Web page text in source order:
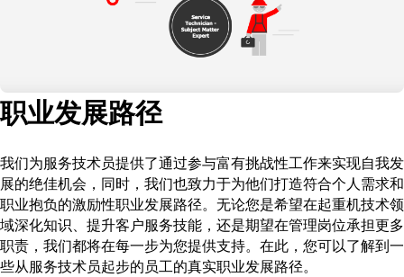
职业发展路径
我们为服务技术员提供了通过参与富有挑战性工作来实现自我发
展的绝佳机会，同时，我们也致力于为他们打造符合个人需求和
职业抱负的激励性职业发展路径。无论您是希望在起重机技术领
域深化知识、提升客户服务技能，还是期望在管理岗位承担更多
职责，我们都将在每一步为您提供支持。在此，您可以了解到一
些从服务技术员起步的员工的真实职业发展路径。